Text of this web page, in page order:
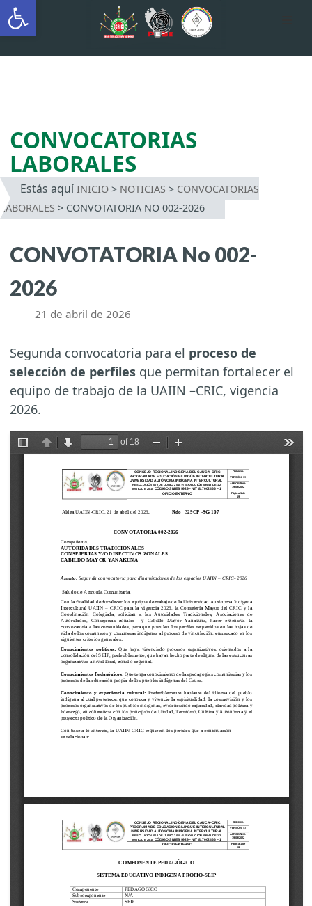
Saltar
al
INTERCULTURAL
CONVOCATORIAS
LABORALES
Estás aquí INICIO> NOTICIAS > CONVOCATORIAS
LABORALES > CONVOTATORIA NO 002-2026
CONVOTATORIA No 002-
2026
21 de abril de 2026
Segunda convocatoria para el proceso de
selección de perfilesque permitan fortalecer el
equipo de trabajo de la UAIIN –CRIC, vigencia
2026.